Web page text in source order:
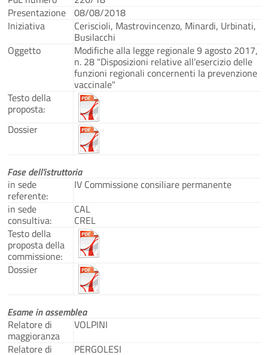
Presentazione 08/08/2018
Iniziativa
Ceriscioli, Mastrovincenzo, Minardi, Urbinati,
Busilacchi
Oggetto
Modifiche alla legge regionale 9 agosto 2017,
n. 28 "Disposizioni relative all'esercizio delle
funzioni regionali concernenti la prevenzione
vaccinale"
Testo della
proposta:
Dossier
Fase dell'istruttoria
in sede
referente:
IV Commissione consiliare permanente
in sede
consultiva:
CAL
CREL
Testo della
proposta della
commissione:
Dossier
Esame in assemblea
Relatore di
maggioranza
VOLPINI
Relatore di
PERGOLESI